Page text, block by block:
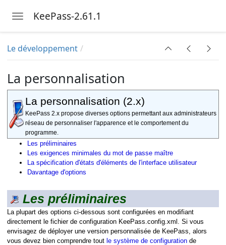
Toggle navigation
KeePass-2.61.1
Le développement
La personnalisation
La personnalisation (2.x)
KeePass 2.x propose diverses options permettant aux administrateurs
réseau de personnaliser l'apparence et le comportement du
programme.
Les préliminaires
Les exigences minimales du mot de passe maître
La spécification d'états d'éléments de l'interface utilisateur
Davantage d'options
Les préliminaires
La plupart des options ci-dessous sont configurées en modifiant
directement le fichier de configuration KeePass.config.xml. Si vous
envisagez de déployer une version personnalisée de KeePass, alors
vous devez bien comprendre tout le système de configuration de